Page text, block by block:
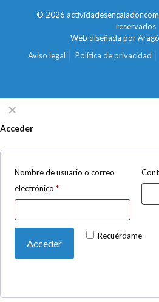
© 2026
reservados
Web diseñada por
Aviso legal
Política de privacidad
✕
Acceder
Nombre de usuario o correo
electrónico *
Recuérdame
Acceder